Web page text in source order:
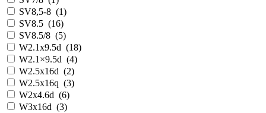
SV8,5-8 (1)
SV8.5 (16)
SV8.5/8 (5)
W2.1x9.5d (18)
W2.1×9.5d (4)
W2.5x16d (2)
W2.5x16q (3)
W2x4.6d (6)
W3x16d (3)